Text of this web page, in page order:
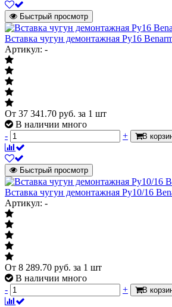
Быстрый просмотр
Вставка чугун демонтажная Ру16
Артикул: -
От 37 341.70 руб. за 1 шт
В наличии много
-
+ В
Быстрый просмотр
Вставка чугун демонтажная Ру10/16
Артикул: -
От 8 289.70 руб. за 1 шт
В наличии много
-
+ В